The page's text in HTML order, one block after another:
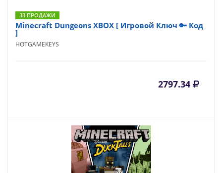
33 ПРОДАЖИ
Minecraft Dungeons XBOX [ Игровой Ключ 🔑 Код
]
HOTGAMEKEYS
2797.34